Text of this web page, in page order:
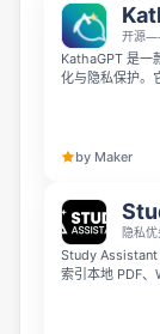
开源
KathaGPT 是一
化与隐私保护。
by Maker
隐私优
Study Assistant
索引本地 PDF